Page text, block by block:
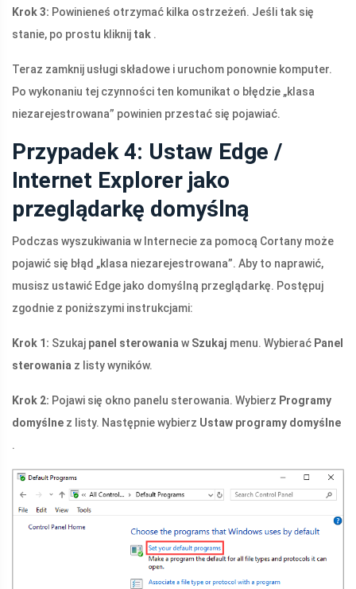
Krok 3: Powinieneś otrzymać kilka ostrzeżeń. Jeśli tak się
stanie, po prostu kliknij tak .
Teraz zamknij usługi składowe i uruchom ponownie komputer.
Po wykonaniu tej czynności ten komunikat o błędzie „klasa
niezarejestrowana” powinien przestać się pojawiać.
Przypadek 4: Ustaw Edge /
Internet Explorer jako
przeglądarkę domyślną
Podczas wyszukiwania w Internecie za pomocą Cortany może
pojawić się błąd „klasa niezarejestrowana”. Aby to naprawić,
musisz ustawić Edge jako domyślną przeglądarkę. Postępuj
zgodnie z poniższymi instrukcjami:
Krok 1: Szukaj panel sterowania w Szukaj menu. Wybierać Panel
sterowania z listy wyników.
Krok 2: Pojawi się okno panelu sterowania. Wybierz Programy
domyślne z listy. Następnie wybierz Ustaw programy domyślne
.